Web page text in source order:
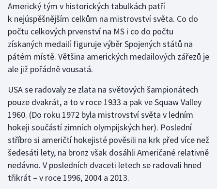
Futsal
Golf
Gymnastika
Jezdectví
Judo
Krasobruslení
Lezení
Americký tým v historických tabulkách patří
k nejúspěšnějším celkům na mistrovství světa. Co do
počtu celkových prvenství na MS i co do počtu
získaných medailí figuruje výběr Spojených států na
pátém místě. Většina amerických medailových zářezů je
ale již pořádně vousatá.
USA se radovaly ze zlata na světových šampionátech
pouze dvakrát, a to v roce 1933 a pak ve Squaw Valley
1960. (Do roku 1972 byla mistrovství světa v ledním
hokeji součástí zimních olympijských her). Poslední
stříbro si američtí hokejisté pověsili na krk před více než
šedesáti lety, na bronz však dosáhli Američané relativně
nedávno. V posledních dvaceti letech se radovali hned
třikrát – v roce 1996, 2004 a 2013.